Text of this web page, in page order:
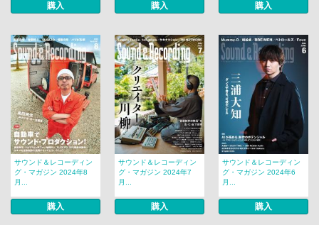
購入 購入 購入
サウンド＆レコーディン
グ・マガジン 2024年8
月...
購入
サウンド＆レコーディン
グ・マガジン 2024年7
月...
購入
サウンド＆レコーディン
グ・マガジン 2024年6
月...
購入